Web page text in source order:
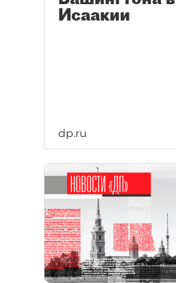
Исаакии
dp.ru